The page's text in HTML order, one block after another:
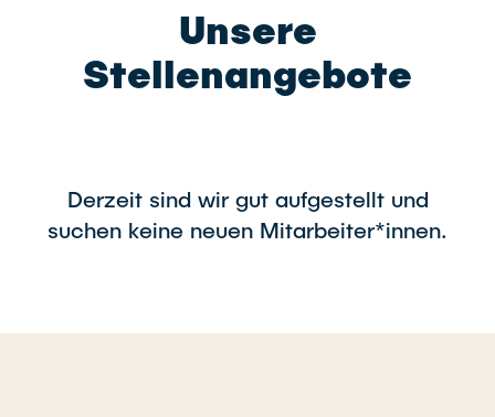
Unsere
Stellenangebote
Derzeit sind wir gut aufgestellt und
suchen keine neuen Mitarbeiter*innen.